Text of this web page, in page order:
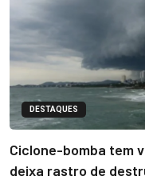
DESTAQUES
Ciclone-bomba tem
deixa rastro de